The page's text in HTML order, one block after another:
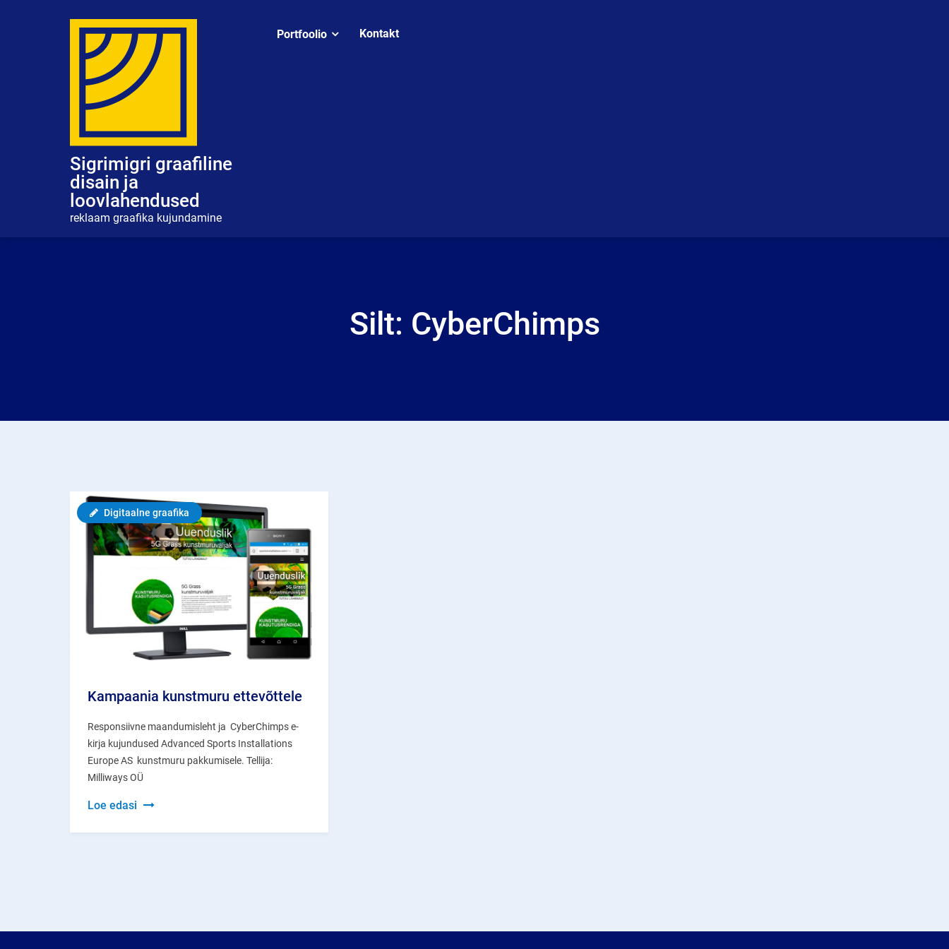
Sigrimigri graafiline
disain ja
loovlahendused
reklaam graafika kujundamine
Portfoolio Kontakt
Silt: CyberChimps
Digitaalne graafika
Kampaania kunstmuru ettevõttele
Responsiivne maandumisleht ja CyberChimps e-
kirja kujundused Advanced Sports Installations
Europe AS kunstmuru pakkumisele. Tellija:
Milliways OÜ
Loe edasi
Kampaania